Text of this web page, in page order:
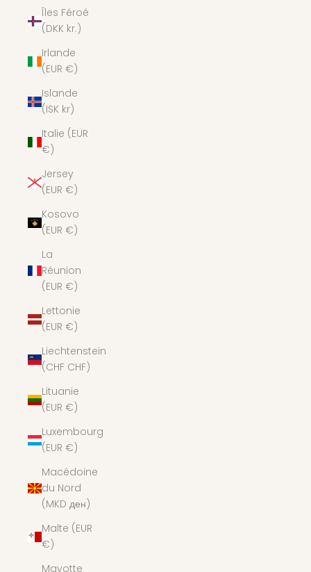
Îles Féroé
(DKK kr.)
Irlande
(EUR €)
Islande
(ISK kr)
Italie (EUR
€)
Jersey
(EUR €)
Kosovo
(EUR €)
La
Réunion
(EUR €)
Lettonie
(EUR €)
Liechtenstein
(CHF CHF)
Lituanie
(EUR €)
Luxembourg
(EUR €)
Macédoine
du Nord
(MKD ден)
Malte (EUR
€)
Mayotte